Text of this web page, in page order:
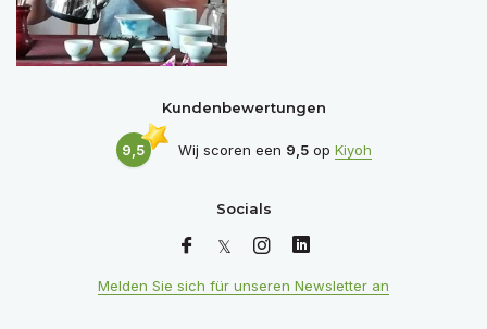
Kundenbewertungen
9,5 Wij scoren een 9,5op Kiyoh
Socials
Melden Sie sich für unseren Newsletter an